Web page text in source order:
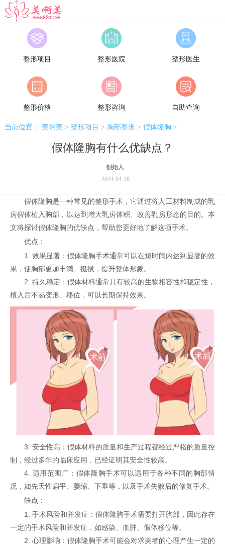
美啊美
整形项目 整形医院 整形医生
整形价格 整形咨询 自助查询
当前位置： 美啊美 > 整形项目 > 胸部整形> 假体隆胸 >
假体隆胸有什么优缺点？
创始人
2024-04-28
假体隆胸是一种常见的整形手术，它通过将人工材料制成的乳
房假体植入胸部，以达到增大乳房体积、改善乳房形态的目的。本
文将探讨假体隆胸的优缺点，帮助您更好地了解这项手术。
优点：
1. 效果显著：假体隆胸手术通常可以在短时间内达到显著的效
果，使胸部更加丰满、挺拔，提升整体形象。
2. 持久稳定：假体材料通常具有较高的生物相容性和稳定性，
植入后不易变形、移位，可以长期保持效果。
3. 安全性高：假体材料的质量和生产过程都经过严格的质量控
制，经过多年的临床应用，已经证明其安全性较高。
4. 适用范围广：假体隆胸手术可以适用于各种不同的胸部情
况，如先天性扁平、萎缩、下垂等，以及手术失败后的修复手术。
缺点：
1. 手术风险和并发症：假体隆胸手术需要打开胸部，因此存在
一定的手术风险和并发症，如感染、血肿、假体移位等。
2. 心理影响：假体隆胸手术可能会对求美者的心理产生一定的